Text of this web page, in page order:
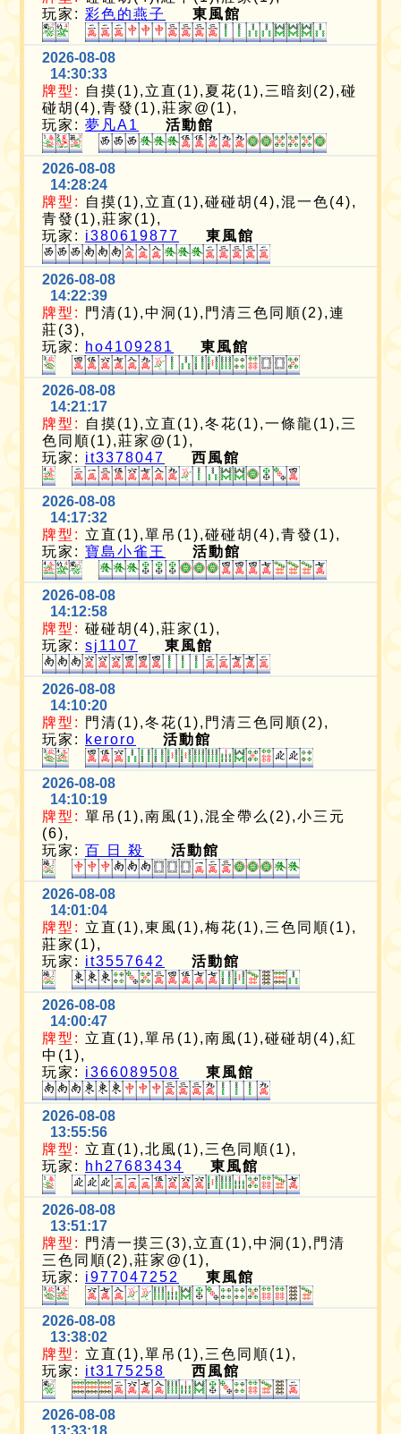
玩家:彩色的燕子 東風館
2026-08-08
14:30:33
牌型:
自摸(1),立直(1),夏花(1),三暗刻(2),碰
碰胡(4),青發(1),莊家@(1),
玩家:夢凡A1 活動館
2026-08-08
14:28:24
牌型:
自摸(1),立直(1),碰碰胡(4),混一色(4),
青發(1),莊家(1),
玩家: i380619877 東風館
2026-08-08
14:22:39
牌型:
門清(1),中洞(1),門清三色同順(2),連
莊(3),
玩家:
ho4109281 東風館
2026-08-08
14:21:17
牌型:
自摸(1),立直(1),冬花(1),一條龍(1),三
色同順(1),莊家@(1),
玩家: it3378047 西風館
2026-08-08
14:17:32
牌型: 立直(1),單吊(1),碰碰胡(4),青發(1),
玩家:寶島小雀王 活動館
2026-08-08
14:12:58
牌型: 碰碰胡(4),莊家(1),
玩家:sj1107 東風館
2026-08-08
14:10:20
牌型:
門清(1),冬花(1),門清三色同順(2),
玩家:
keroro 活動館
2026-08-08
14:10:19
牌型: 單吊(1),南風(1),混全帶么(2),小三元
(6),
玩家:百 日 殺 活動館
2026-08-08
14:01:04
牌型: 立直(1),東風(1),梅花(1),三色同順(1),
莊家(1),
玩家: it3557642 活動館
2026-08-08
14:00:47
牌型: 立直(1),單吊(1),南風(1),碰碰胡(4),紅
中(1),
玩家: i366089508 東風館
2026-08-08
13:55:56
牌型: 立直(1),北風(1),三色同順(1),
玩家:
hh27683434 東風館
2026-08-08
13:51:17
牌型:
門清一摸三(3),立直(1),中洞(1),門清
三色同順(2),莊家@(1),
玩家: i977047252 東風館
2026-08-08
13:38:02
牌型: 立直(1),單吊(1),三色同順(1),
玩家: it3175258 西風館
2026-08-08
13:33:18